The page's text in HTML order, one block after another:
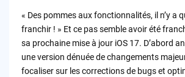
« Des pommes aux fonctionnalités, il n’y a
franchir ! » Et ce pas semble avoir été
sa prochaine mise à jour iOS 17. D’abord
une version dénuée de changements
focaliser sur les corrections de bugs et